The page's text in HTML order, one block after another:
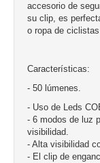
accesorio de
su clip, es
o ropa de
Características:
- 50 lúmenes.
- Uso de Leds
- 6 modos de luz
visibilidad.
- Alta visibilidad
- El clip de